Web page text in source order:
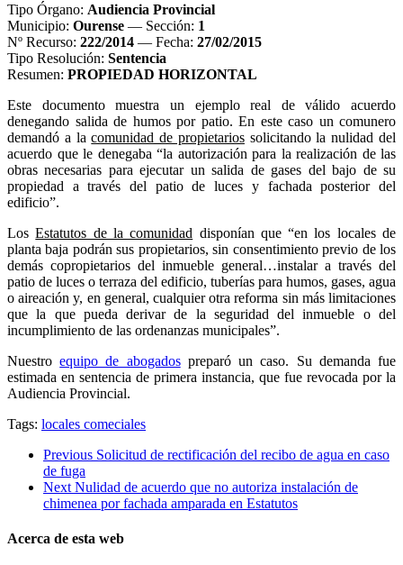
Tipo Órgano: Audiencia Provincial
Municipio: Ourense — Sección: 1
Nº Recurso: 222/2014 — Fecha: 27/02/2015
Tipo Resolución: Sentencia
Resumen: PROPIEDAD HORIZONTAL
Este documento muestra un ejemplo real de válido acuerdo
denegando salida de humos por patio. En este caso un comunero
demandó a lacomunidad de propietariossolicitando la nulidad del
acuerdo que le denegaba “la autorización para la realización de las
obras necesarias para ejecutar un salida de gases del bajo de su
propiedad a través del patio de luces y fachada posterior del
edificio”.
LosEstatutos de la comunidad disponían que “en los locales de
planta baja podrán sus propietarios, sin consentimiento previo de los
demás copropietarios del inmueble general…instalar a través del
patio de luces o terraza del edificio, tuberías para humos, gases, agua
o aireación y, en general, cualquier otra reforma sin más limitaciones
que la que pueda derivar de la seguridad del inmueble o del
incumplimiento de las ordenanzas municipales”.
Nuestroequipo de abogadospreparó un caso. Su demanda fue
estimada en sentencia de primera instancia, que fue revocada por la
Audiencia Provincial.
Tags: locales comeciales
Previous Solicitud de rectificación del recibo de agua en caso
de fuga
Next Nulidad de acuerdo que no autoriza instalación de
chimenea por fachada amparada en Estatutos
Acerca de esta web